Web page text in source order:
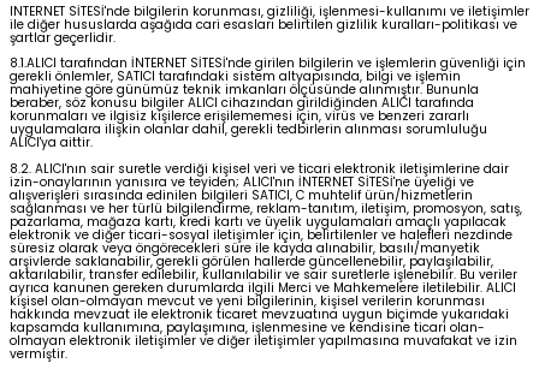
INTERNET SİTESİ'nde bilgilerin korunması, gizliliği, işlenmesi-kullanımı ve iletişimler
ile diğer hususlarda aşağıda cari esasları belirtilen gizlilik kuralları-politikası ve
şartlar geçerlidir.
8.1.ALICI tarafından İNTERNET SİTESİ'nde girilen bilgilerin ve işlemlerin güvenliği için
gerekli önlemler, SATICI tarafındaki sistem altyapısında, bilgi ve işlemin
mahiyetine göre günümüz teknik imkanları ölçüsünde alınmıştır. Bununla
beraber, söz konusu bilgiler ALICI cihazından girildiğinden ALICI tarafında
korunmaları ve ilgisiz kişilerce erişilememesi için, virüs ve benzeri zararlı
uygulamalara ilişkin olanlar dahil, gerekli tedbirlerin alınması sorumluluğu
ALICI'ya aittir.
8.2. ALICI'nın sair suretle verdiği kişisel veri ve ticari elektronik iletişimlerine dair
izin-onaylarının yanısıra ve teyiden; ALICI'nın İNTERNET SİTESİ'ne üyeliği ve
alışverişleri sırasında edinilen bilgileri SATICI, C muhtelif ürün/hizmetlerin
sağlanması ve her türlü bilgilendirme, reklam-tanıtım, iletişim, promosyon, satış,
pazarlama, mağaza kartı, kredi kartı ve üyelik uygulamaları amaçlı yapılacak
elektronik ve diğer ticari-sosyal iletişimler için, belirtilenler ve halefleri nezdinde
süresiz olarak veya öngörecekleri süre ile kayda alınabilir, basılı/manyetik
arşivlerde saklanabilir, gerekli görülen hallerde güncellenebilir, paylaşılabilir,
aktarılabilir, transfer edilebilir, kullanılabilir ve sair suretlerle işlenebilir. Bu veriler
ayrıca kanunen gereken durumlarda ilgili Merci ve Mahkemelere iletilebilir. ALICI
kişisel olan-olmayan mevcut ve yeni bilgilerinin, kişisel verilerin korunması
hakkında mevzuat ile elektronik ticaret mevzuatına uygun biçimde yukarıdaki
kapsamda kullanımına, paylaşımına, işlenmesine ve kendisine ticari olan-
olmayan elektronik iletişimler ve diğer iletişimler yapılmasına muvafakat ve izin
vermiştir.